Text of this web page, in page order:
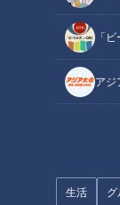
「ビ
アジ
生活 グ
モロヘイヤ 1束
生椎茸 3枚
だし汁 1と1/2カ
淡口しょうゆ 大
砂糖 小さじ2